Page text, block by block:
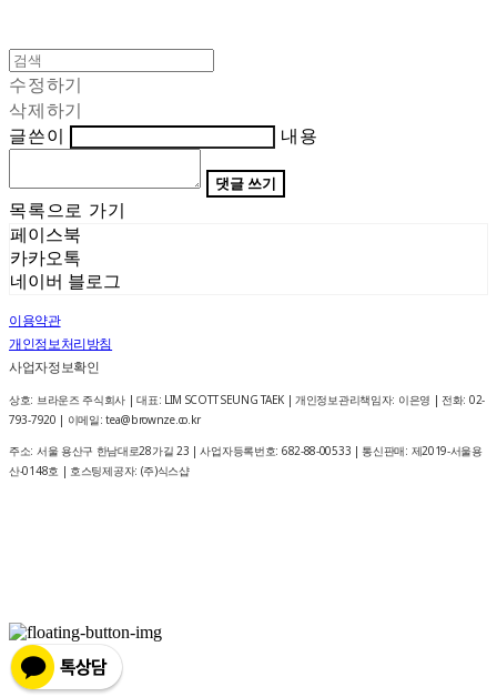
수정하기
삭제하기
글쓴이
내용
댓글 쓰기
목록으로 가기
페이스북
카카오톡
네이버 블로그
이용약관
개인정보처리방침
사업자정보확인
상호: 브라운즈 주식회사 | 대표: LIM SCOTT SEUNG TAEK | 개인정보관리책임자: 이은영 | 전화: 02-
793-7920 | 이메일: tea@brownze.co.kr
주소: 서울 용산구 한남대로28가길 23 | 사업자등록번호: 682-88-00533 | 통신판매: 제2019-서울용
산-0148호 | 호스팅제공자: (주)식스샵